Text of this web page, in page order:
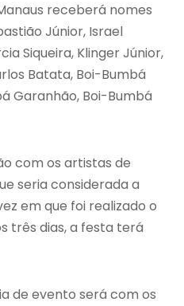
receberá nomes
Júnior, Israel
Siqueira, Klinger Júnior,
Batata, Boi-Bumbá
Garanhão, Boi-Bumbá
com os artistas de
seria considerada a
em que foi realizado o
três dias, a festa terá
de evento será com os